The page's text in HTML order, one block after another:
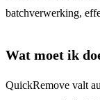
batchverwerking,
Wat moet ik
QuickRemove valt